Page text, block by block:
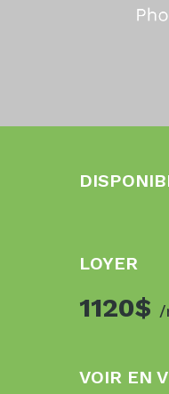
LOYER
1120$ /
VOIR EN